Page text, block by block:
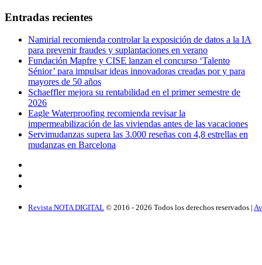
Entradas recientes
Namirial recomienda controlar la exposición de datos a la IA
para prevenir fraudes y suplantaciones en verano
Fundación Mapfre y CISE lanzan el concurso ‘Talento
Sénior’ para impulsar ideas innovadoras creadas por y para
mayores de 50 años
Schaeffler mejora su rentabilidad en el primer semestre de
2026
Eagle Waterproofing recomienda revisar la
impermeabilización de las viviendas antes de las vacaciones
Servimudanzas supera las 3.000 reseñas con 4,8 estrellas en
mudanzas en Barcelona
Revista NOTA DIGITAL © 2016 - 2026 Todos los derechos reservados |